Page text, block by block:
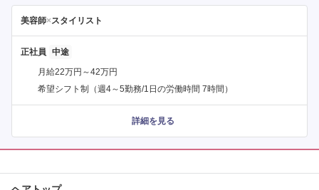
美容師× スタイリスト
正社員
月給22万円～42万円
希望シフト制（週4～5勤務/1日の労働時間 7時間）
詳細を見る